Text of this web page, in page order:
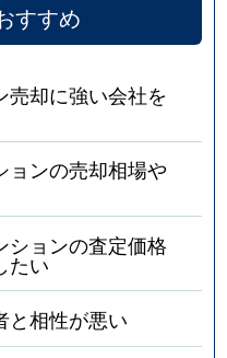
すすめ
売却に強い会社を
ョンの売却相場や
ションの査定価格
たい
と相性が悪い